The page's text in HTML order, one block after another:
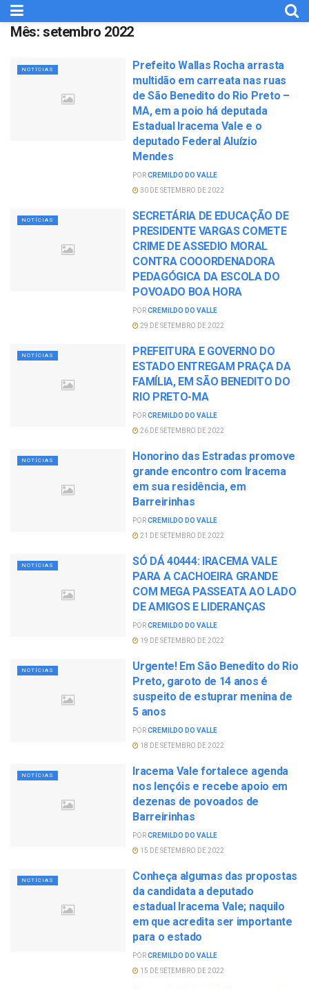
Mês: setembro 2022
NOTÍCIAS
Prefeito Wallas Rocha arrasta
multidão em carreata nas ruas
de São Benedito do Rio Preto –
MA, em a poio há deputada
Estadual Iracema Vale e o
deputado Federal Aluízio
Mendes
PORCREMILDO DO VALLE
30 DE SETEMBRO DE 2022
NOTÍCIAS
SECRETÁRIA DE EDUCAÇÃO DE
PRESIDENTE VARGAS COMETE
CRIME DE ASSEDIO MORAL
CONTRA COOORDENADORA
PEDAGÓGICA DA ESCOLA DO
POVOADO BOA HORA
PORCREMILDO DO VALLE
29 DE SETEMBRO DE 2022
NOTÍCIAS
PREFEITURA E GOVERNO DO
ESTADO ENTREGAM PRAÇA DA
FAMÍLIA, EM SÃO BENEDITO DO
RIO PRETO-MA
PORCREMILDO DO VALLE
26 DE SETEMBRO DE 2022
NOTÍCIAS
Honorino das Estradas promove
grande encontro com Iracema
em sua residência, em
Barreirinhas
PORCREMILDO DO VALLE
21 DE SETEMBRO DE 2022
NOTÍCIAS
SÓ DÁ 40444: IRACEMA VALE
PARA A CACHOEIRA GRANDE
COM MEGA PASSEATA AO LADO
DE AMIGOS E LIDERANÇAS
PORCREMILDO DO VALLE
19 DE SETEMBRO DE 2022
NOTÍCIAS
Urgente! Em São Benedito do Rio
Preto, garoto de 14 anos é
suspeito de estuprar menina de
5 anos
PORCREMILDO DO VALLE
18 DE SETEMBRO DE 2022
NOTÍCIAS
Iracema Vale fortalece agenda
nos lençóis e recebe apoio em
dezenas de povoados de
Barreirinhas
PORCREMILDO DO VALLE
15 DE SETEMBRO DE 2022
NOTÍCIAS
Conheça algumas das propostas
da candidata a deputado
estadual Iracema Vale; naquilo
em que acredita ser importante
para o estado
PORCREMILDO DO VALLE
15 DE SETEMBRO DE 2022